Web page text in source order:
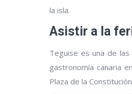
la isla.
Asistir a la
Teguise es una de
gastronomía canaria
Plaza de la